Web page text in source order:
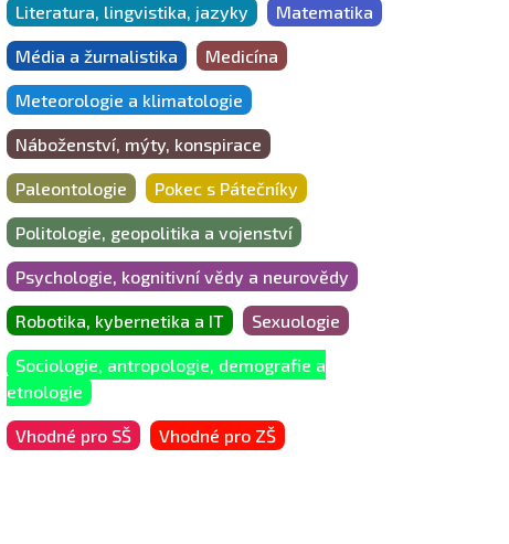
Literatura, lingvistika, jazyky Matematika
Média a žurnalistika Medicína
Meteorologie a klimatologie
Náboženství, mýty, konspirace
Paleontologie Pokec s Pátečníky
Politologie, geopolitika a vojenství
Psychologie, kognitivní vědy a neurovědy
Robotika, kybernetika a IT Sexuologie
Sociologie, antropologie, demografie a
etnologie
Vhodné pro SŠ Vhodné pro ZŠ